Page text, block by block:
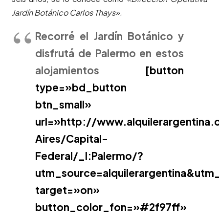
Jardín Botánico Carlos Thays».
Recorré el Jardín Botánico y
disfrutá de Palermo en estos
alojamientos [button
type=»bd_button
btn_small»
url=»http://
Aires/Capital-
Federal/_I:Palermo/?
target=»on»
button_color_fon=»#2f97ff»